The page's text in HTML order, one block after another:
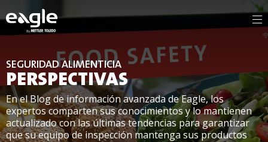
By
SEGURIDAD ALIMENTICIA
PERSPECTIVAS
En el Blog de información avanzada de Eagle, los
expertos comparten sus conocimientos y lo mantienen
actualizado con las últimas tendencias para garantizar
que su equipo de inspección mantenga sus productos